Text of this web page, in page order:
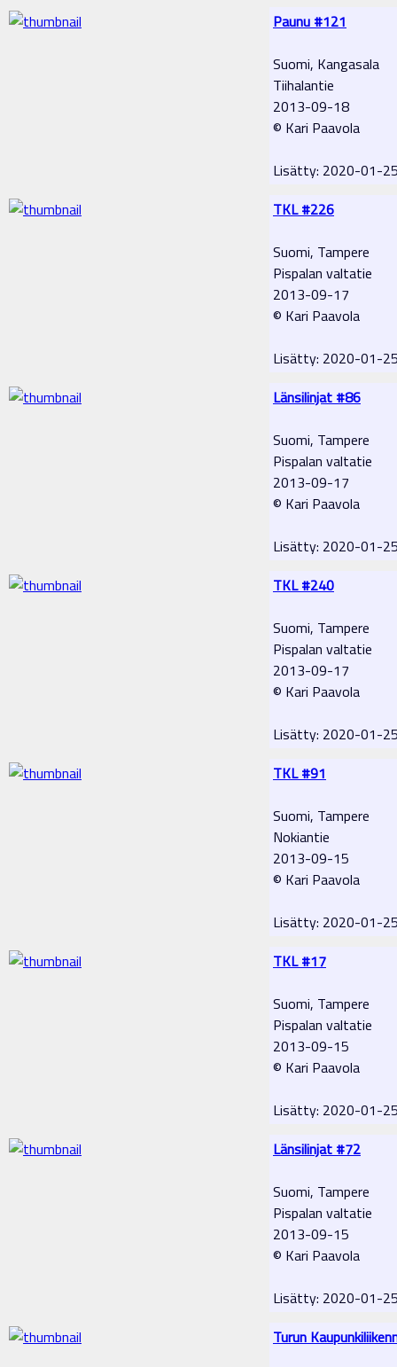
Paunu #121
Suomi, Kangasala
Tiihalantie
2013-09-18
© Kari Paavola
Lisätty: 2020-01-
TKL #226
Suomi, Tampere
Pispalan valtatie
2013-09-17
© Kari Paavola
Lisätty: 2020-01-
Länsilinjat #86
Suomi, Tampere
Pispalan valtatie
2013-09-17
© Kari Paavola
Lisätty: 2020-01-
TKL #240
Suomi, Tampere
Pispalan valtatie
2013-09-17
© Kari Paavola
Lisätty: 2020-01-
TKL #91
Suomi, Tampere
Nokiantie
2013-09-15
© Kari Paavola
Lisätty: 2020-01-
TKL #17
Suomi, Tampere
Pispalan valtatie
2013-09-15
© Kari Paavola
Lisätty: 2020-01-
Länsilinjat #72
Suomi, Tampere
Pispalan valtatie
2013-09-15
© Kari Paavola
Lisätty: 2020-01-
Turun